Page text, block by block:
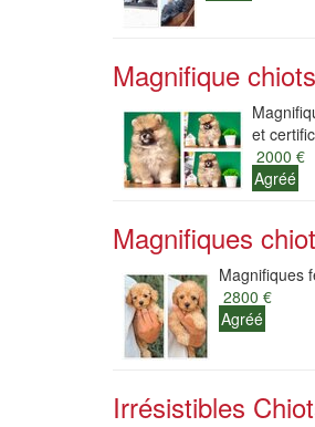
Magnifique
et
2000 €
Agréé
Magnifiques
Magnifiques
2800 €
Agréé
Irrésistibles